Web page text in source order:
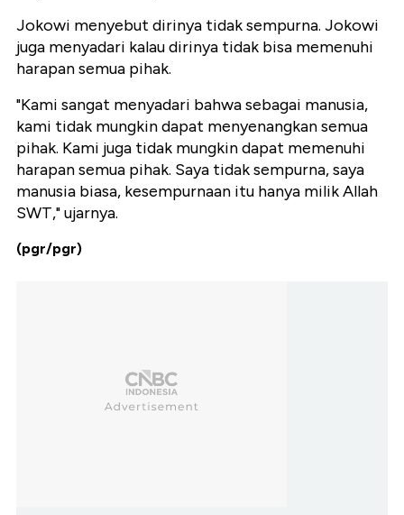
Jokowi menyebut dirinya tidak sempurna. Jokowi
juga menyadari kalau dirinya tidak bisa memenuhi
harapan semua pihak.
"Kami sangat menyadari bahwa sebagai manusia,
kami tidak mungkin dapat menyenangkan semua
pihak. Kami juga tidak mungkin dapat memenuhi
harapan semua pihak. Saya tidak sempurna, saya
manusia biasa, kesempurnaan itu hanya milik Allah
SWT," ujarnya.
(pgr/pgr)